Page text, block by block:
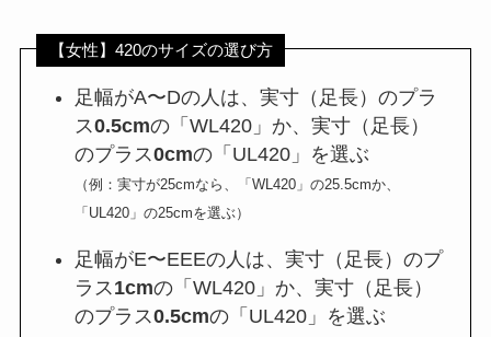
【女性】420のサイズの選び方
足幅がA〜Dの人は、実寸（足長）のプラ
ス0.5cmの「WL420」か、実寸（足長）
のプラス0cmの「UL420」を選ぶ
（例：実寸が25cmなら、「WL420」の25.5cmか、
「UL420」の25cmを選ぶ）
足幅がE〜EEEの人は、実寸（足長）のプ
ラス1cmの「WL420」か、実寸（足長）
のプラス0.5cmの「UL420」を選ぶ